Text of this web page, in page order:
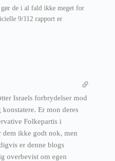
de i al fald ikke meget for
9/112 rapport er
Israels forbrydelser mod
Er mon deres
Folkepartis i
dem ikke godt nok, men
er denne blogs
overbevist om egen